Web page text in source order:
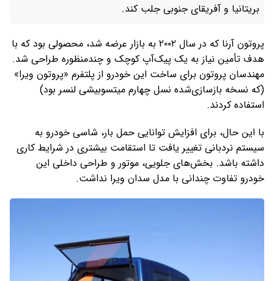
بریتانیا و آفریقای جنوبی جلب کند.
پروتون آرنا که در سال ۲۰۰۲ به بازار عرضه شد، محصولی بود که با
هدف تأمین نیاز به یک پیک‌آپ کوچک و چندمنظوره طراحی شد.
مهندسان پروتون برای ساخت این خودرو از پلتفرم «پروتون ویرا»
(که نسخه بازسازی‌شده نسل چهارم میتسوبیشی لنسر بود)
استفاده کردند.
با این حال، برای افزایش توانایی حمل بار، شاسی خودرو به
سیستم نردبانی تغییر یافت تا استقامت بیشتری در شرایط کاری
داشته باشد. بخش‌های جلویی، موتور و طراحی داخلی این
خودرو تفاوت چندانی با مدل سدان ویرا نداشت.